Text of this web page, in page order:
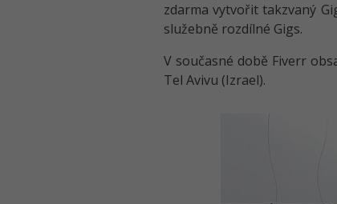
zdarma vytvořit takzvaný
služebně rozdílné Gigs.
V současné době Fiverr
Tel Avivu (Izrael).